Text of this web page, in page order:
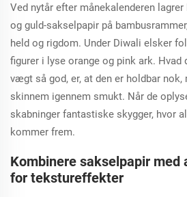
Ved nytår efter månekalenderen
og guld-sakselpapir på
held og rigdom. Under Diwali elsker
figurer i lyse orange og pink ark. Hvad
vægt så god, er, at den er holdbar nok,
skinnem igennem smukt. Når de
skabninger fantastiske skygger, hvor
kommer frem.
Kombinere sakselpapir med
for tekstureffekter